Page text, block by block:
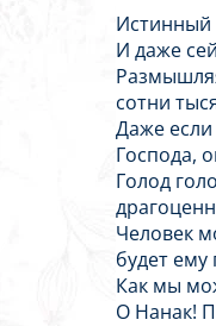
Истинный
И даже
сотни
Даже
Господа,
Голод
Человек
будет
Как мы
О Нанак!